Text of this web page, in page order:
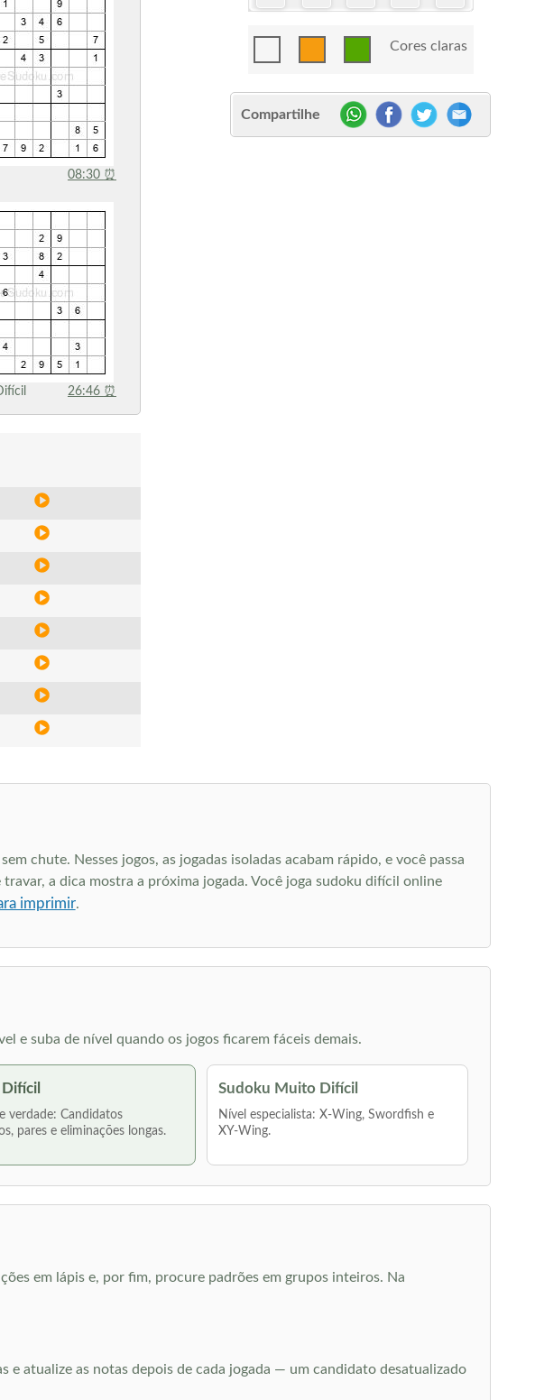
08:30 ⏰
26:46 ⏰
Cores claras
Compartilhe
chute. Nesses jogos, as jogadas isoladas acabam rápido, e você passa
a dica mostra a próxima jogada. Você joga sudoku difícil online
imprimir.
e suba de nível quando os jogos ficarem fáceis demais.
verdade: Candidatos
pares e eliminações longas.
Sudoku Muito Difícil
Nível especialista: X-Wing, Swordfish e
XY-Wing.
em lápis e, por fim, procure padrões em grupos inteiros. Na
e atualize as notas depois de cada jogada — um candidato desatualizado